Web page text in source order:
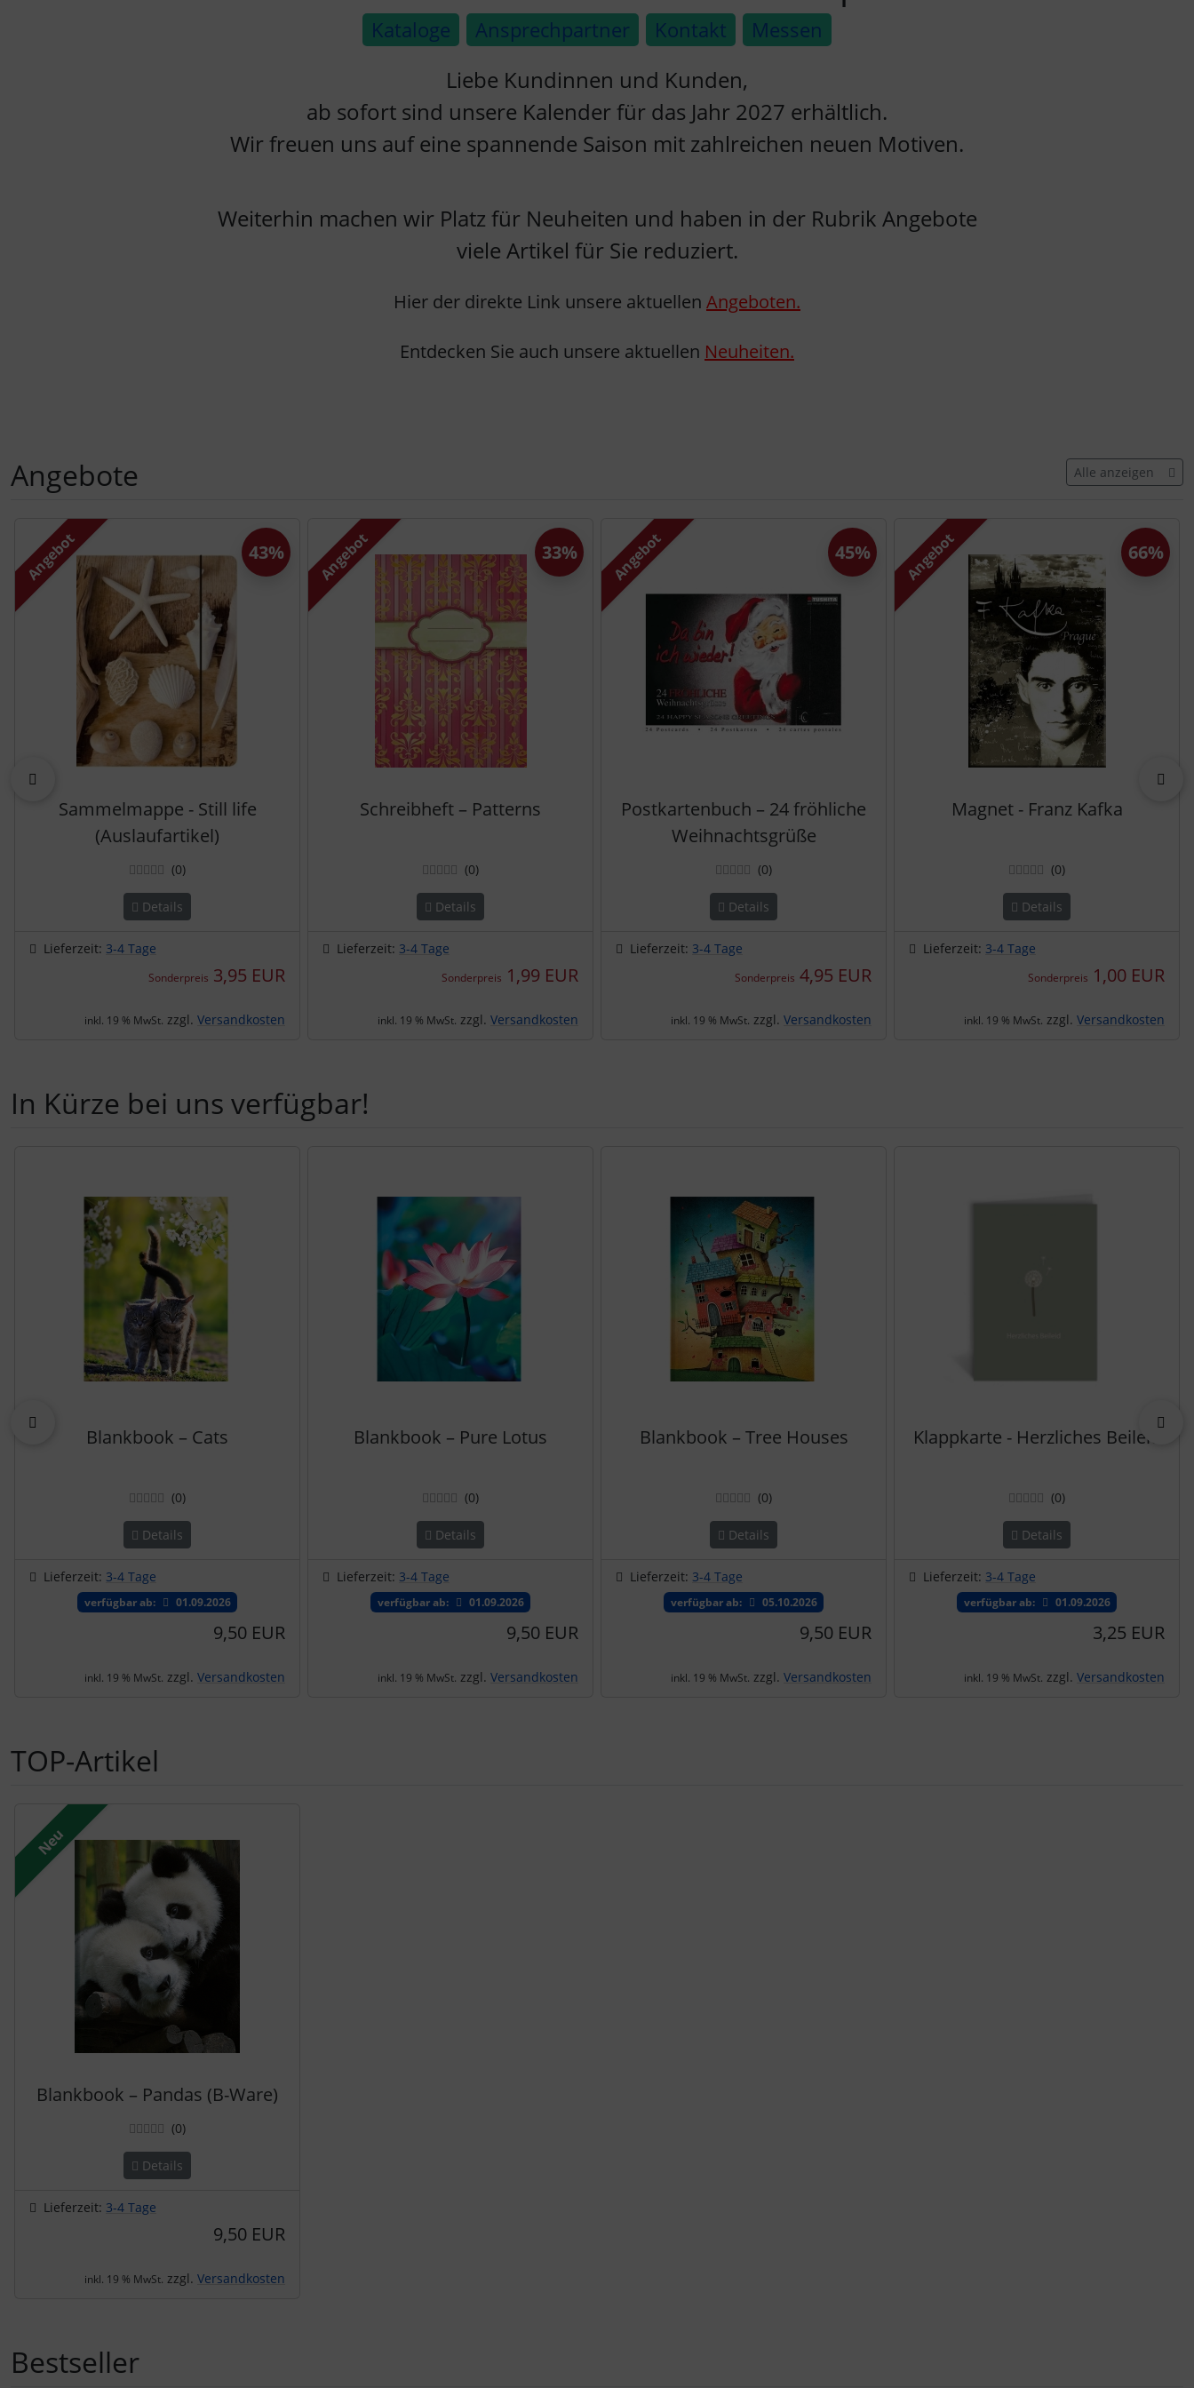
Kataloge Ansprechpartner Kontakt Messen
Liebe Kundinnen und Kunden,
ab sofort sind unsere Kalender für das Jahr 2027 erhältlich.
Wir freuen uns auf eine spannende Saison mit zahlreichen neuen Motiven.
Weiterhin machen wir Platz für Neuheiten und haben in der Rubrik Angebote
viele Artikel für Sie reduziert.
Hier der direkte Link unsere aktuellen Angeboten.
Entdecken Sie auch unsere aktuellen Neuheiten.
Angebote Alle anzeigen
Es folgt ein Produktslider - navigieren Sie mit der Tab-Taste zu den einzelnen Artikeln.
Angebot
Sammelmappe - Still life
(Auslaufartikel)
(0Bewertungen
)
Details
Lieferzeit: 3-4 Tage
Sonderpreis 3,95 EUR
43%
inkl. 19 % MwSt. zzgl. Versandkosten
Angebot
Schreibheft – Patterns
(0Bewertungen
)
Details
Lieferzeit: 3-4 Tage
Sonderpreis 1,99 EUR
33%
inkl. 19 % MwSt. zzgl. Versandkosten
Angebot
Postkartenbuch – 24 fröhliche
Weihnachtsgrüße
(0Bewertungen
)
Details
Lieferzeit: 3-4 Tage
Sonderpreis 4,95 EUR
45%
inkl. 19 % MwSt. zzgl. Versandkosten
Angebot
Magnet - Franz Kafka
(0Bewertungen
)
Details
Lieferzeit: 3-4 Tage
Sonderpreis 1,00 EUR
66%
inkl. 19 % MwSt. zzgl. Versandkosten
In Kürze bei uns verfügbar!
Blankbook – Cats
(0Bewertungen
)
Details
Lieferzeit: 3-4 Tage
verfügbar ab: 01.09.2026
9,50 EUR
inkl. 19 % MwSt. zzgl. Versandkosten
Blankbook – Pure Lotus
(0Bewertungen
)
Details
Lieferzeit: 3-4 Tage
verfügbar ab: 01.09.2026
9,50 EUR
inkl. 19 % MwSt. zzgl. Versandkosten
Blankbook – Tree Houses
(0Bewertungen
)
Details
Lieferzeit: 3-4 Tage
verfügbar ab: 05.10.2026
9,50 EUR
inkl. 19 % MwSt. zzgl. Versandkosten
Klappkarte - Herzliches Beileid
(0Bewertungen
)
Details
Lieferzeit: 3-4 Tage
verfügbar ab: 01.09.2026
3,25 EUR
inkl. 19 % MwSt. zzgl. Versandkosten
TOP-Artikel
Es folgt ein Produktslider - navigieren Sie mit der Tab-Taste zu den einzelnen Artikeln.
Neu
Blankbook – Pandas (B-Ware)
(0Bewertungen
)
Details
Lieferzeit: 3-4 Tage
9,50 EUR
inkl. 19 % MwSt. zzgl. Versandkosten
Bestseller